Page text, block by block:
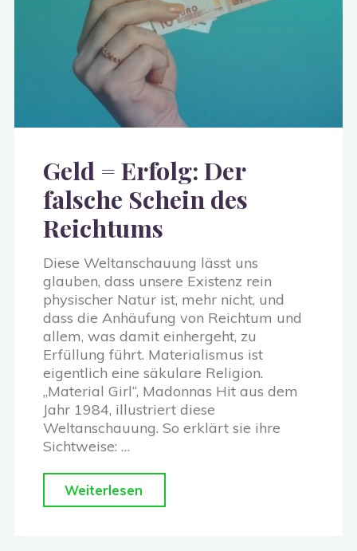
Geld = Erfolg: Der
falsche Schein des
Reichtums
Diese Weltanschauung lässt uns
glauben, dass unsere Existenz rein
physischer Natur ist, mehr nicht, und
dass die Anhäufung von Reichtum und
allem, was damit einhergeht, zu
Erfüllung führt. Materialismus ist
eigentlich eine säkulare Religion.
„Material Girl“, Madonnas Hit aus dem
Jahr 1984, illustriert diese
Weltanschauung. So erklärt sie ihre
Sichtweise: …
Weiterlesen